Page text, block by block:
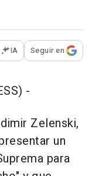
opciones para
IA Seguir en
-
Zelenski,
un
para